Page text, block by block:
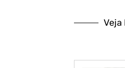
Veja